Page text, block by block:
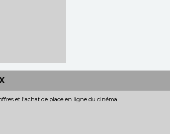
et l'achat de place en ligne du cinéma.